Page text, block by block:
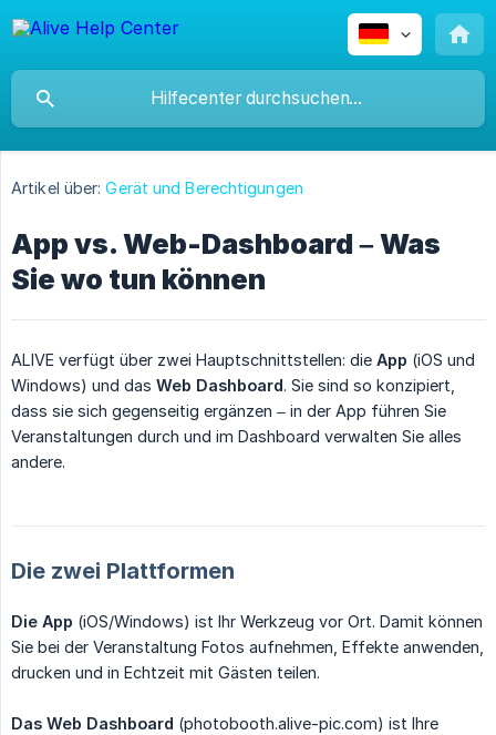
Artikel über: Gerät und Berechtigungen
App vs. Web-Dashboard – Was
Sie wo tun können
ALIVE verfügt über zwei Hauptschnittstellen: die App (iOS und
Windows) und das Web Dashboard. Sie sind so konzipiert,
dass sie sich gegenseitig ergänzen – in der App führen Sie
Veranstaltungen durch und im Dashboard verwalten Sie alles
andere.
Die zwei Plattformen
Die App (iOS/Windows) ist Ihr Werkzeug vor Ort. Damit können
Sie bei der Veranstaltung Fotos aufnehmen, Effekte anwenden,
drucken und in Echtzeit mit Gästen teilen.
Das Web Dashboard (photobooth.alive-pic.com) ist Ihre